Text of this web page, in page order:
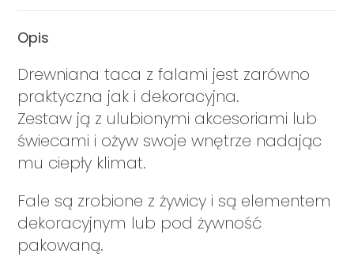
Opis
Drewniana taca z falami jest zarówno
praktyczna jak i dekoracyjna.
Zestaw ją z ulubionymi akcesoriami lub
świecami i ożyw swoje wnętrze nadając
mu ciepły klimat.
Fale są zrobione z żywicy i są elementem
dekoracyjnym lub pod żywność
pakowaną.